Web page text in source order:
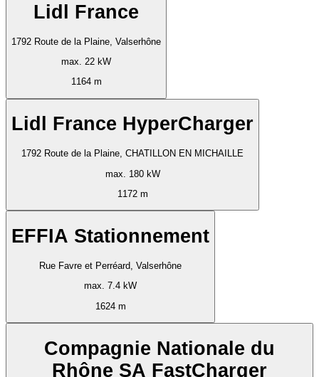
Lidl France
1792 Route de la Plaine, Valserhône
max. 22 kW
1164 m
Lidl France HyperCharger
1792 Route de la Plaine, CHATILLON EN MICHAILLE
max. 180 kW
1172 m
EFFIA Stationnement
Rue Favre et Perréard, Valserhône
max. 7.4 kW
1624 m
Compagnie Nationale du
Rhône SA FastCharger